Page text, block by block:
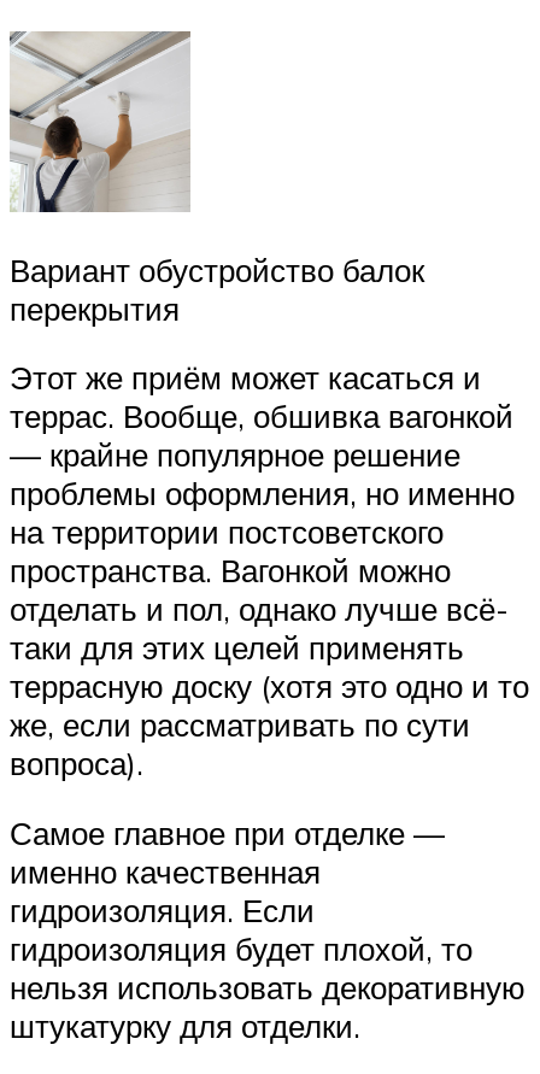
Вариант обустройство балок
перекрытия
Этот же приём может касаться и
террас. Вообще, обшивка вагонкой
— крайне популярное решение
проблемы оформления, но именно
на территории постсоветского
пространства. Вагонкой можно
отделать и пол, однако лучше всё-
таки для этих целей применять
террасную доску (хотя это одно и то
же, если рассматривать по сути
вопроса).
Самое главное при отделке —
именно качественная
гидроизоляция. Если
гидроизоляция будет плохой, то
нельзя использовать декоративную
штукатурку для отделки.